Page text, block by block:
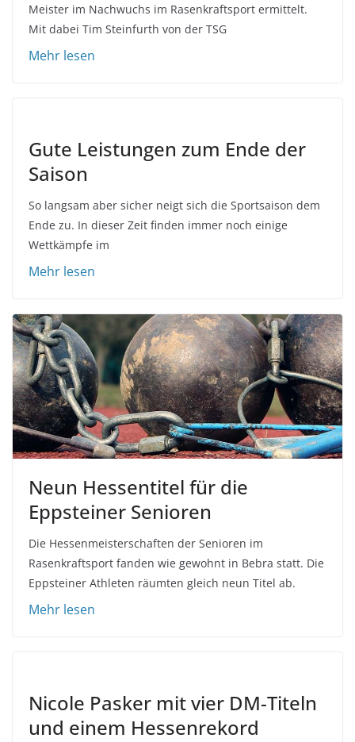
Meister im Nachwuchs im Rasenkraftsport ermittelt.
Mit dabei Tim Steinfurth von der TSG
Gute Leistungen zum Ende der
Saison
So langsam aber sicher neigt sich die Sportsaison dem
Ende zu. In dieser Zeit finden immer noch einige
Wettkämpfe im
Neun Hessentitel für die
Eppsteiner Senioren
Die Hessenmeisterschaften der Senioren im
Rasenkraftsport fanden wie gewohnt in Bebra statt. Die
Eppsteiner Athleten räumten gleich neun Titel ab.
Nicole Pasker mit vier DM-Titeln
und einem Hessenrekord